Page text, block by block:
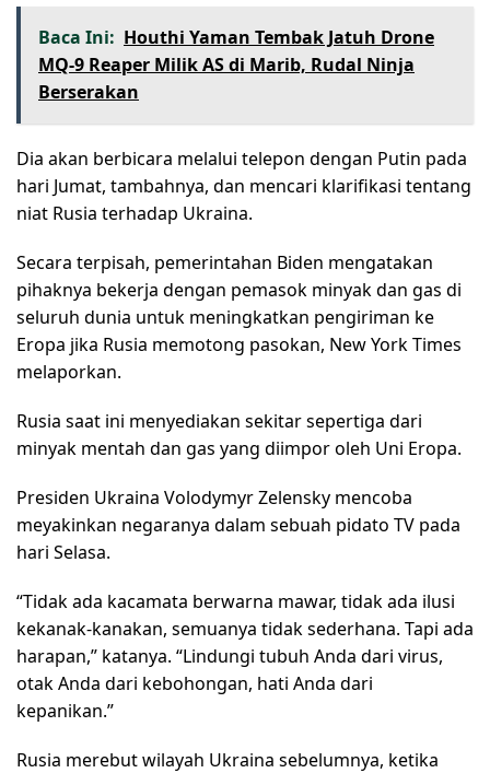
Baca Ini: Houthi Yaman Tembak Jatuh Drone
MQ-9 Reaper Milik AS di Marib, Rudal Ninja
Berserakan
Dia akan berbicara melalui telepon dengan Putin pada
hari Jumat, tambahnya, dan mencari klarifikasi tentang
niat Rusia terhadap Ukraina.
Secara terpisah, pemerintahan Biden mengatakan
pihaknya bekerja dengan pemasok minyak dan gas di
seluruh dunia untuk meningkatkan pengiriman ke
Eropa jika Rusia memotong pasokan, New York Times
melaporkan.
Rusia saat ini menyediakan sekitar sepertiga dari
minyak mentah dan gas yang diimpor oleh Uni Eropa.
Presiden Ukraina Volodymyr Zelensky mencoba
meyakinkan negaranya dalam sebuah pidato TV pada
hari Selasa.
“Tidak ada kacamata berwarna mawar, tidak ada ilusi
kekanak-kanakan, semuanya tidak sederhana. Tapi ada
harapan,” katanya. “Lindungi tubuh Anda dari virus,
otak Anda dari kebohongan, hati Anda dari
kepanikan.”
Rusia merebut wilayah Ukraina sebelumnya, ketika